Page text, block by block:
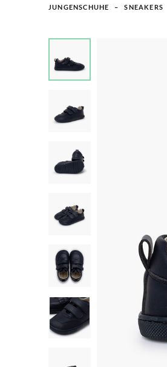
JUNGENSCHUHE SNEAKERS